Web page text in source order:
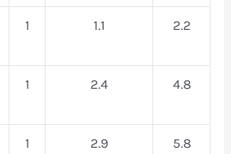
1 1.1 2.2
1 2.4 4.8
1 2.9 5.8